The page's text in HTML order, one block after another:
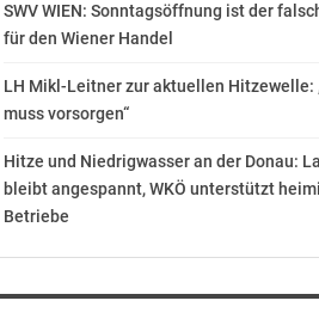
SWV WIEN: Sonntagsöffnung ist der
für den Wiener Handel
LH Mikl-Leitner zur aktuellen Hitzewelle:
muss vorsorgen“
Hitze und Niedrigwasser an der Donau:
bleibt angespannt, WKÖ unterstützt
Betriebe